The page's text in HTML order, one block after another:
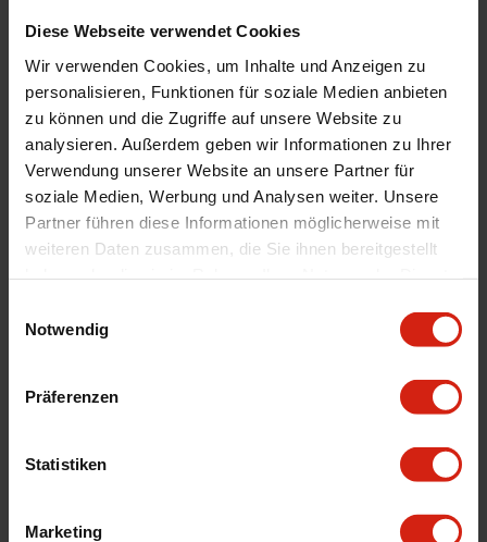
Diese Webseite verwendet Cookies
Wir verwenden Cookies, um Inhalte und Anzeigen zu
personalisieren, Funktionen für soziale Medien anbieten
zu können und die Zugriffe auf unsere Website zu
analysieren. Außerdem geben wir Informationen zu Ihrer
Verwendung unserer Website an unsere Partner für
soziale Medien, Werbung und Analysen weiter. Unsere
Partner führen diese Informationen möglicherweise mit
weiteren Daten zusammen, die Sie ihnen bereitgestellt
Notwendig
Präferenzen
Statistiken
Marketing
Montagematerial
Nein
Menge
1 Stück
Product Line
Pro
Universal
Ja
Herstellercodes
LTEC605Black, LTEC605Blue,
LTEC605Green, LTEC605Grey,
LTEC605Orange, LTEC605Red,
LTEC605Yellow
Materialstärken
9.8 mm